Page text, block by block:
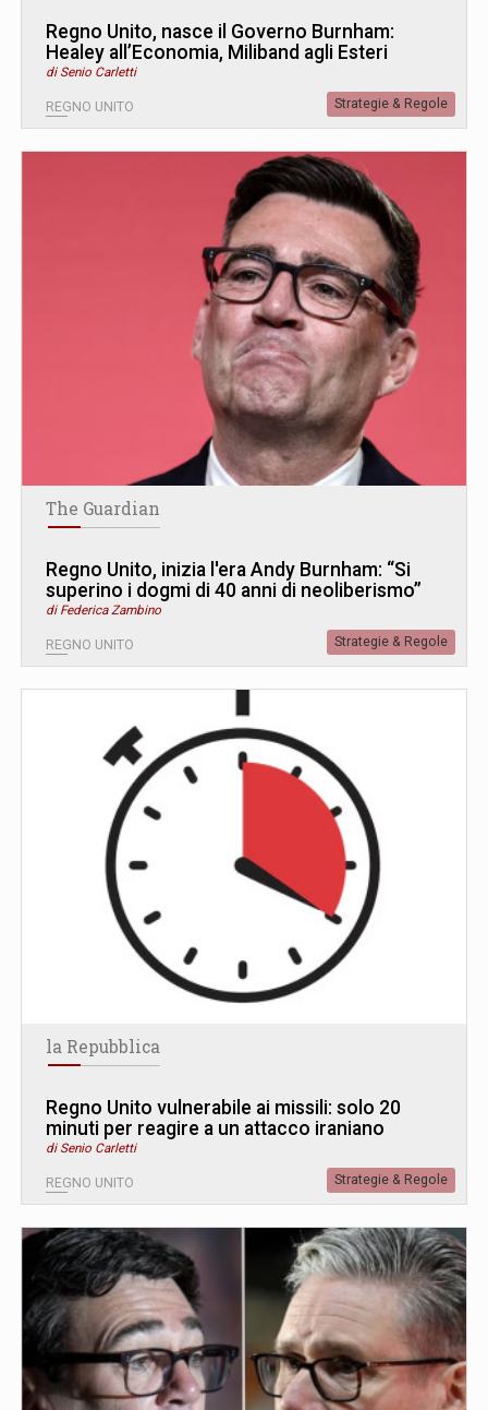
Regno Unito, nasce il Governo Burnham:
Healey all’Economia, Miliband agli Esteri
di Senio Carletti
REGNO UNITO Strategie & Regole
The Guardian
Regno Unito, inizia l'era Andy Burnham: “Si
superino i dogmi di 40 anni di neoliberismo”
di Federica Zambino
REGNO UNITO Strategie & Regole
la Repubblica
Regno Unito vulnerabile ai missili: solo 20
minuti per reagire a un attacco iraniano
di Senio Carletti
REGNO UNITO Strategie & Regole